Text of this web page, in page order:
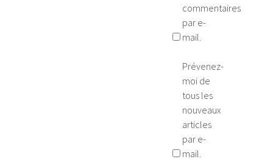
commentaires
par e-
mail.
Prévenez-
moi de
tous les
nouveaux
articles
par e-
mail.